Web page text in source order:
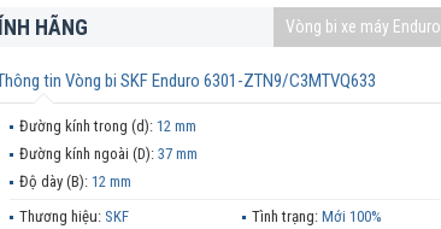
HÃNG Vòng bi xe máy Enduro
tin Vòng bi SKF Enduro 6301-ZTN9/C3MTVQ633
Đường kính trong (d): 12 mm
Đường kính ngoài (D): 37 mm
Độ dày (B): 12 mm
Thương hiệu: SKF Tình trạng:Mới 100%